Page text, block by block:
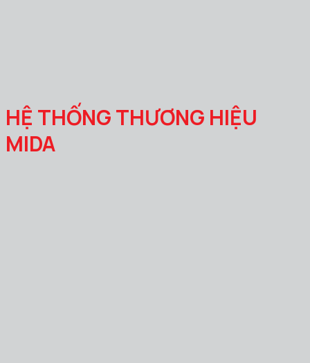
HỆ THỐNG THƯƠNG HIỆU
MIDA